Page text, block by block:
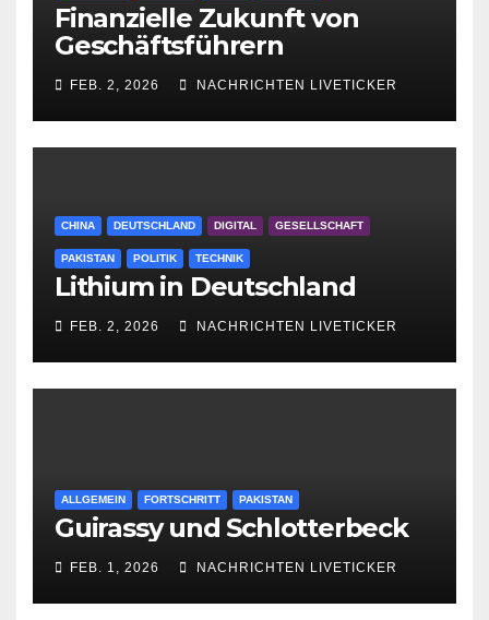
Finanzielle Zukunft von
Geschäftsführern
FEB. 2, 2026 NACHRICHTEN LIVETICKER
CHINA DEUTSCHLAND DIGITAL GESELLSCHAFT
PAKISTAN POLITIK TECHNIK
Lithium in Deutschland
FEB. 2, 2026 NACHRICHTEN LIVETICKER
ALLGEMEIN FORTSCHRITT PAKISTAN
Guirassy und Schlotterbeck
FEB. 1, 2026 NACHRICHTEN LIVETICKER